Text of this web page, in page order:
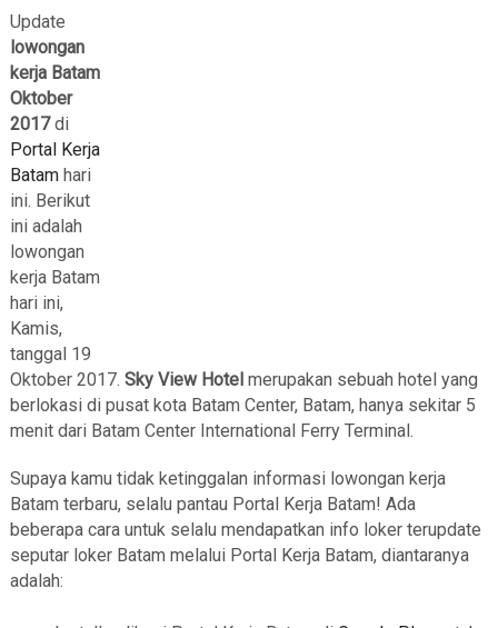
Update
lowongan
kerja Batam
Oktober
2017di
Portal Kerja
Batamhari
ini. Berikut
ini adalah
lowongan
kerja Batam
hari ini,
Kamis,
tanggal 19
Oktober 2017. Sky View Hotel merupakan sebuah hotel yang
berlokasi di pusat kota Batam Center, Batam, hanya sekitar 5
menit dari Batam Center International Ferry Terminal.
Supaya kamu tidak ketinggalan informasi lowongan kerja
Batam terbaru, selalu pantau Portal Kerja Batam! Ada
beberapa cara untuk selalu mendapatkan info loker terupdate
seputar loker Batam melalui Portal Kerja Batam, diantaranya
adalah: